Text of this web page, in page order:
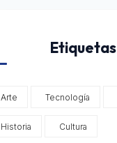
Etiquetas
Arte Tecnología
Historia Cultura